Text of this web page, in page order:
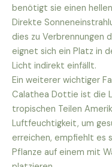
benötigt sie einen
Direkte
dies zu Verbrennungen
eignet sich ein Platz in
Licht indirekt einfällt.
Ein weiterer wichtiger
Calathea Dottie ist die
tropischen Teilen
Luftfeuchtigkeit, um
erreichen, empfiehlt es
Pflanze auf einem mit